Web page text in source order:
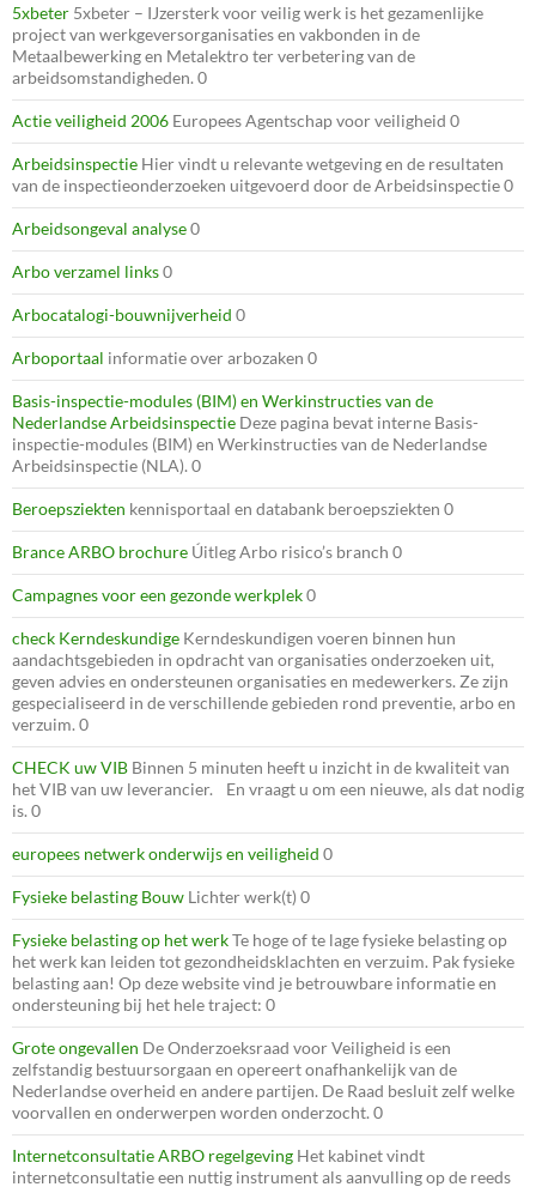
5xbeter 5xbeter – IJzersterk voor veilig werk is het gezamenlijke
project van werkgeversorganisaties en vakbonden in de
Metaalbewerking en Metalektro ter verbetering van de
arbeidsomstandigheden. 0
Actie veiligheid 2006 Europees Agentschap voor veiligheid 0
Arbeidsinspectie Hier vindt u relevante wetgeving en de resultaten
van de inspectieonderzoeken uitgevoerd door de Arbeidsinspectie 0
Arbeidsongeval analyse0
Arbo verzamel links0
Arbocatalogi-bouwnijverheid 0
Arboportaal informatie over arbozaken 0
Basis-inspectie-modules (BIM) en Werkinstructies van de
Nederlandse Arbeidsinspectie Deze pagina bevat interne Basis-
inspectie-modules (BIM) en Werkinstructies van de Nederlandse
Arbeidsinspectie (NLA). 0
Beroepsziekten kennisportaal en databank beroepsziekten 0
Brance ARBO brochure Úitleg Arbo risico’s branch 0
Campagnes voor een gezonde werkplek0
check Kerndeskundige Kerndeskundigen voeren binnen hun
aandachtsgebieden in opdracht van organisaties onderzoeken uit,
geven advies en ondersteunen organisaties en medewerkers. Ze zijn
gespecialiseerd in de verschillende gebieden rond preventie, arbo en
verzuim. 0
CHECK uw VIB Binnen 5 minuten heeft u inzicht in de kwaliteit van
het VIB van uw leverancier. En vraagt u om een nieuwe, als dat nodig
is. 0
europees netwerk onderwijs en veiligheid 0
Fysieke belasting Bouw Lichter werk(t) 0
Fysieke belasting op het werkTe hoge of te lage fysieke belasting op
het werk kan leiden tot gezondheidsklachten en verzuim. Pak fysieke
belasting aan! Op deze website vind je betrouwbare informatie en
ondersteuning bij het hele traject: 0
Grote ongevallen De Onderzoeksraad voor Veiligheid is een
zelfstandig bestuursorgaan en opereert onafhankelijk van de
Nederlandse overheid en andere partijen. De Raad besluit zelf welke
voorvallen en onderwerpen worden onderzocht. 0
Internetconsultatie ARBO regelgeving Het kabinet vindt
internetconsultatie een nuttig instrument als aanvulling op de reeds